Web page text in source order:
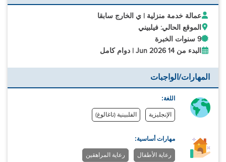
عمالة خدمة منزلية | ي الخارج سابقا
الموقع الحالي: فيلبيني
9 سنوات الخبرة
البدء من 14 Jun 2026 | دوام كامل
المهارات/الواجبات
اللغة:
الإنجليزية الفلبينية (تاغالوغ)
مهارات أساسية:
رعاية الأطفال رعاية المراهقين